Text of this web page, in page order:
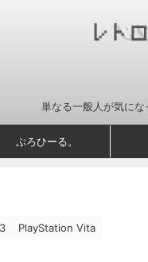
単なる一般人が気にな
ぷろひーる。
PlayStation Vita